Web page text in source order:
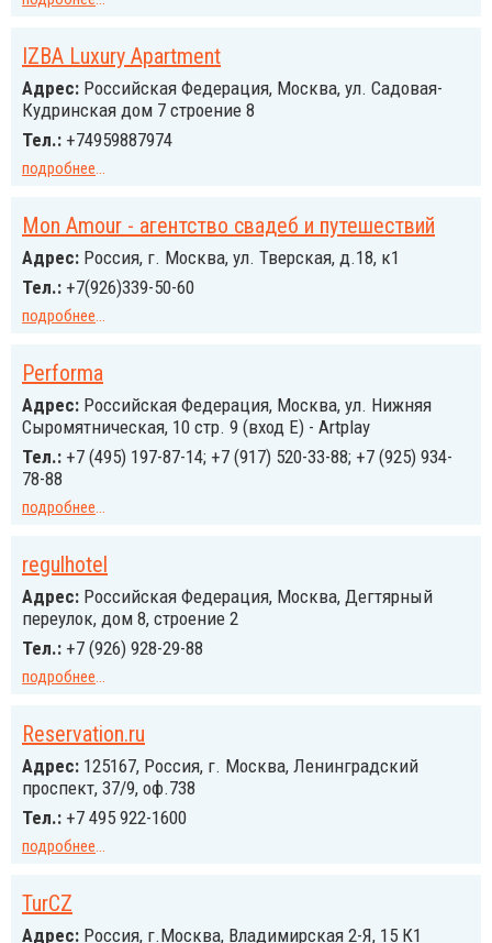
IZBA Luxury Apartment
Адрес: Российcкая Федерация, Москва, ул. Садовая-
Кудринская дом 7 строение 8
Тел.: +74959887974
подробнее...
Mon Amour - агентство свадеб и путешествий
Адрес: Россия, г. Москва, ул. Тверская, д.18, к1
Тел.: +7(926)339-50-60
подробнее...
Performa
Адрес: Российcкая Федерация, Москва, ул. Нижняя
Сыромятническая, 10 стр. 9 (вход Е) - Artplay
Тел.: +7 (495) 197-87-14; +7 (917) 520-33-88; +7 (925) 934-
78-88
подробнее...
regulhotel
Адрес: Российcкая Федерация, Москва, Дегтярный
переулок, дом 8, строение 2
Тел.: +7 (926) 928-29-88
подробнее...
Reservation.ru
Адрес: 125167, Россия, г. Москва, Ленинградский
проспект, 37/9, оф.738
Тел.: +7 495 922-1600
подробнее...
TurCZ
Адрес: Россия, г.Москва, Владимирская 2-Я, 15 К1